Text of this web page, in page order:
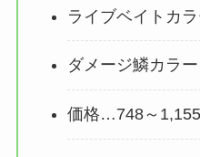
ライブベイトカ
ダメージ鱗カラ
価格…748～